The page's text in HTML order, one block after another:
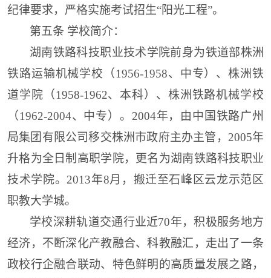
纪律要求，严格实施考试招生“阳光工程”。
第五条 学校简介：
湖南铁路科技职业技术学院前身为铁道部株洲
铁路运输机械学校（1956-1958、中专）、株洲铁
道学院（1958-1962、本科）、株洲铁路机械学校
（1962-2004、中专）。2004年，由中国铁路广州
局集团有限公司移交株洲市政府主办主管，2005年
升格为全日制高职学院，更名为湖南铁路科技职业
技术学院。2013年8月，搬迁至石峰区云龙示范区
职教大学城。
学校深耕轨道交通行业近70年，积极服务地方
经济，不断深化产教融合、科教融汇，走出了一条
政校行企融合联动、特色鲜明的高质量发展之路，